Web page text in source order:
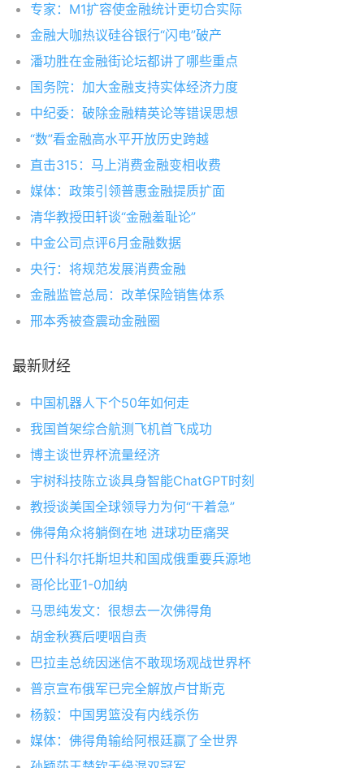
专家：M1扩容使金融统计更切合实际
金融大咖热议硅谷银行“闪电”破产
潘功胜在金融街论坛都讲了哪些重点
国务院：加大金融支持实体经济力度
中纪委：破除金融精英论等错误思想
“数”看金融高水平开放历史跨越
直击315：马上消费金融变相收费
媒体：政策引领普惠金融提质扩面
清华教授田轩谈“金融羞耻论”
中金公司点评6月金融数据
央行：将规范发展消费金融
金融监管总局：改革保险销售体系
邢本秀被查震动金融圈
最新财经
中国机器人下个50年如何走
我国首架综合航测飞机首飞成功
博主谈世界杯流量经济
宇树科技陈立谈具身智能ChatGPT时刻
教授谈美国全球领导力为何“干着急”
佛得角众将躺倒在地 进球功臣痛哭
巴什科尔托斯坦共和国成俄重要兵源地
哥伦比亚1-0加纳
马思纯发文：很想去一次佛得角
胡金秋赛后哽咽自责
巴拉圭总统因迷信不敢现场观战世界杯
普京宣布俄军已完全解放卢甘斯克
杨毅：中国男篮没有内线杀伤
媒体：佛得角输给阿根廷赢了全世界